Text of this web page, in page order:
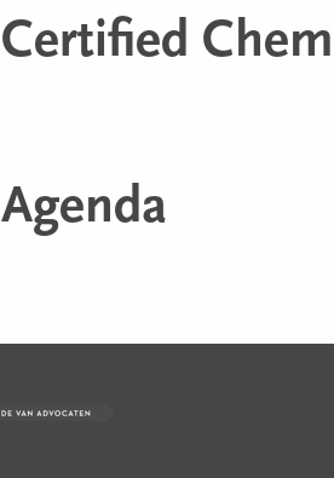
Certified
Agenda